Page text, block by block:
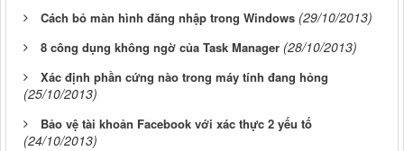
Cách bỏ màn hình đăng nhập trong Windows (29/10/2013)
8 công dụng không ngờ của Task Manager (28/10/2013)
Xác định phần cứng nào trong máy tính đang hỏng
(25/10/2013)
Bảo vệ tài khoản Facebook với xác thực 2 yếu tố
(24/10/2013)